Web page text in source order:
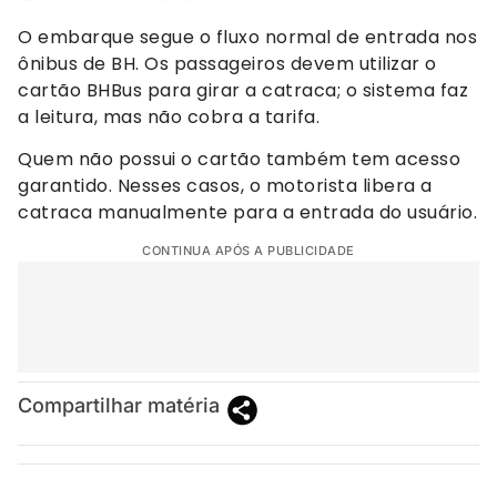
O embarque segue o fluxo normal de entrada nos
ônibus de BH. Os passageiros devem utilizar o
cartão BHBus para girar a catraca; o sistema faz
a leitura, mas não cobra a tarifa.
Quem não possui o cartão também tem acesso
garantido. Nesses casos, o motorista libera a
catraca manualmente para a entrada do usuário.
CONTINUA APÓS A PUBLICIDADE
Compartilhar matéria